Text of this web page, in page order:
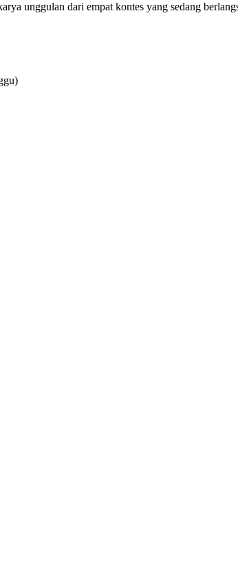
unggulan dari empat kontes yang sedang